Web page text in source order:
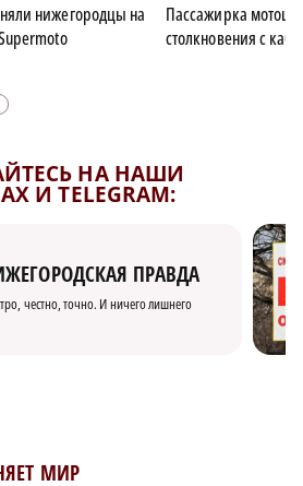
нижегородцы на
Пассажирка
столкновения с
НА НАШИ
И TELEGRAM:
ПРАВДА
честно, точно. И ничего лишнего
МИР